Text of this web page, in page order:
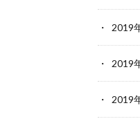
2019
2019
2019